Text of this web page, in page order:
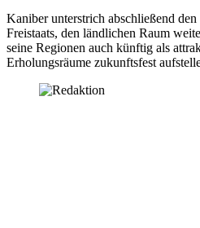
Kaniber unterstrich abschließend
Freistaats, den ländlichen Raum
seine Regionen auch künftig als
Erholungsräume zukunftsfest